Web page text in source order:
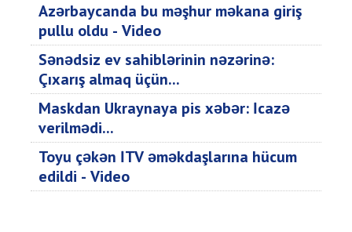
Azərbaycanda bu məşhur məkana giriş
pullu oldu - Video
Sənədsiz ev sahiblərinin nəzərinə:
Çıxarış almaq üçün...
Maskdan Ukraynaya pis xəbər: İcazə
verilmədi...
Toyu çəkən İTV əməkdaşlarına hücum
edildi - Video